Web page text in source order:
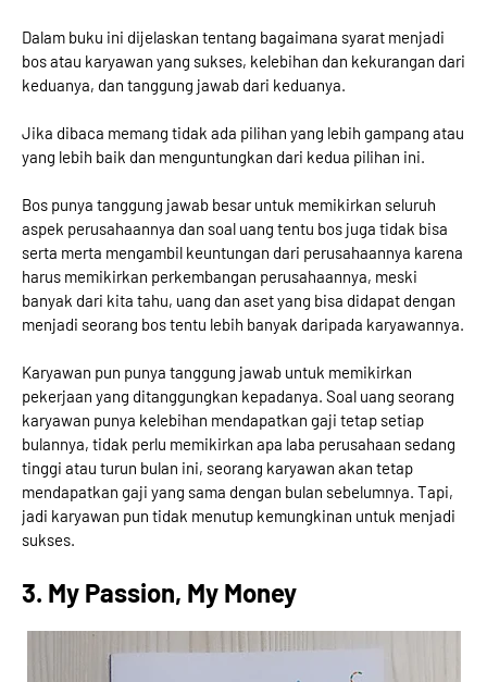
Dalam buku ini dijelaskan tentang bagaimana syarat menjadi
bos atau karyawan yang sukses, kelebihan dan kekurangan dari
keduanya, dan tanggung jawab dari keduanya.
Jika dibaca memang tidak ada pilihan yang lebih gampang atau
yang lebih baik dan menguntungkan dari kedua pilihan ini.
Bos punya tanggung jawab besar untuk memikirkan seluruh
aspek perusahaannya dan soal uang tentu bos juga tidak bisa
serta merta mengambil keuntungan dari perusahaannya karena
harus memikirkan perkembangan perusahaannya, meski
banyak dari kita tahu, uang dan aset yang bisa didapat dengan
menjadi seorang bos tentu lebih banyak daripada karyawannya.
Karyawan pun punya tanggung jawab untuk memikirkan
pekerjaan yang ditanggungkan kepadanya. Soal uang seorang
karyawan punya kelebihan mendapatkan gaji tetap setiap
bulannya, tidak perlu memikirkan apa laba perusahaan sedang
tinggi atau turun bulan ini, seorang karyawan akan tetap
mendapatkan gaji yang sama dengan bulan sebelumnya. Tapi,
jadi karyawan pun tidak menutup kemungkinan untuk menjadi
sukses.
3. My Passion, My Money